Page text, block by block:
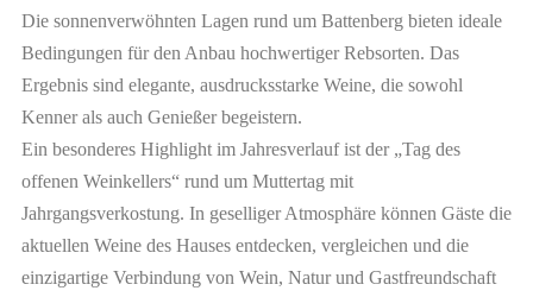
Die sonnenverwöhnten Lagen rund um Battenberg bieten ideale
Bedingungen für den Anbau hochwertiger Rebsorten. Das
Ergebnis sind elegante, ausdrucksstarke Weine, die sowohl
Kenner als auch Genießer begeistern.
Ein besonderes Highlight im Jahresverlauf ist der „Tag des
offenen Weinkellers“ rund um Muttertag mit
Jahrgangsverkostung. In geselliger Atmosphäre können Gäste die
aktuellen Weine des Hauses entdecken, vergleichen und die
einzigartige Verbindung von Wein, Natur und Gastfreundschaft